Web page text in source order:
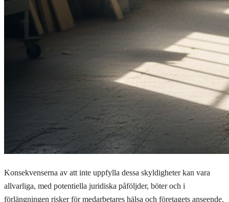
Konsekvenserna av att inte uppfylla dessa skyldigheter kan vara
allvarliga, med potentiella juridiska påföljder, böter och i
förlängningen risker för medarbetares hälsa och företagets anseende.